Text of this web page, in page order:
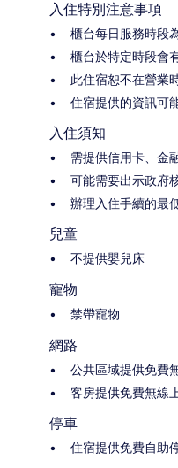
入住特別注意事項
櫃台每日服務時段
櫃台於特定時段會
此住宿恕不在營業
住宿提供的資訊可
入住須知
需提供信用卡、金
可能需要出示政府
辦理入住手續的最
兒童
不提供嬰兒床
寵物
禁帶寵物
網路
公共區域提供免費
客房提供免費無線
停車
住宿提供免費自助